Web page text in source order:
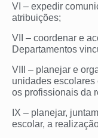
VI – expedir
atribuições;
VII – coordenar e
Departamentos
VIII – planejar e
unidades escolares
os profissionais da
IX – planejar,
escolar, a